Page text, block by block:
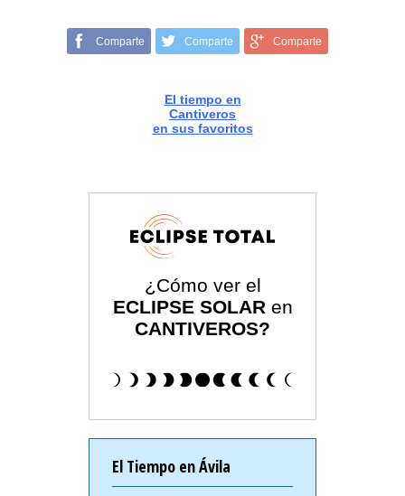
Comparte Comparte Comparte
El tiempo en
Cantiveros
en sus favoritos
¿Cómo ver el
ECLIPSE SOLAR en
CANTIVEROS?
El Tiempo en Ávila